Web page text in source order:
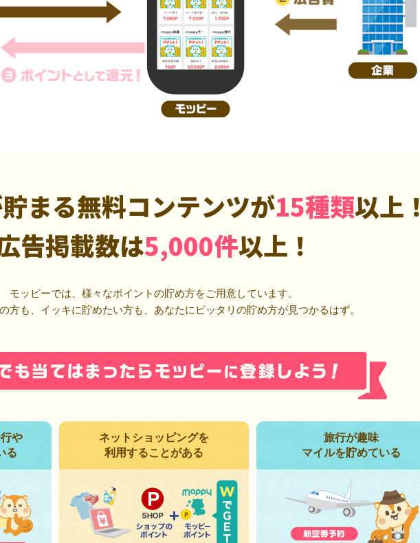
まる無料コンテンツが15種類以上！
告掲載数は5,000件以上！
モッピーでは、様々なポイントの貯め方をご用意しています。
方も、イッキに貯めたい方も、あなたにピッタリの貯め方が見つかるはず。
や
る
ネットショッピングを
利用することがある
旅行が趣味
マイルを貯めている